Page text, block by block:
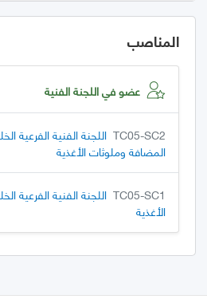
المناصب
عضو في اللجنة الفنية
TC05-SC2 اللجنة الفنية الفرعية
المضافة وملوثات الأغذية
TC05-SC1 اللجنة الفنية الفرعية
الأغذية